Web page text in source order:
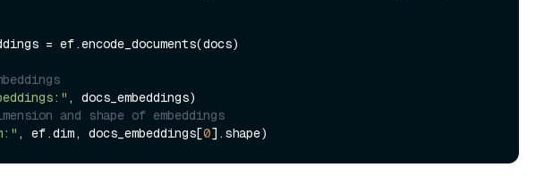
= ef.encode_documents(docs)
and shape of embeddings
, ef.dim, docs_embeddings[0